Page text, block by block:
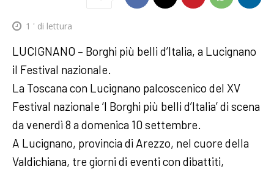
1 ' di lettura
LUCIGNANO – Borghi più belli d’Italia, a Lucignano
il Festival nazionale.
La Toscana con Lucignano palcoscenico del XV
Festival nazionale ‘I Borghi più belli d’Italia’ di scena
da venerdì 8 a domenica 10 settembre.
A Lucignano, provincia di Arezzo, nel cuore della
Valdichiana, tre giorni di eventi con dibattiti,